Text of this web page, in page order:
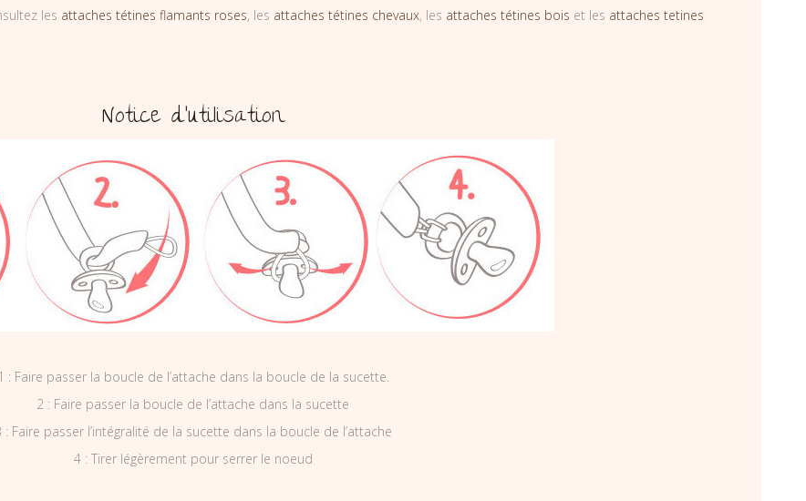
les attaches tétines flamants roses, les attaches tétines chevaux, les attaches tétines bois et les attaches tetines
Notice d’utilisation
: Faire passer la boucle de l’attache dans la boucle de la sucette.
2 : Faire passer la boucle de l’attache dans la sucette
: Faire passer l’intégralité de la sucette dans la boucle de l’attache
4 : Tirer légèrement pour serrer le noeud